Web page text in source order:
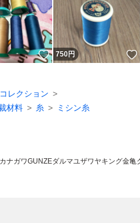
いいね！
750円
レクション
材料 糸 ミシン糸
カナガワGUNZEダルマユザワヤキング金亀